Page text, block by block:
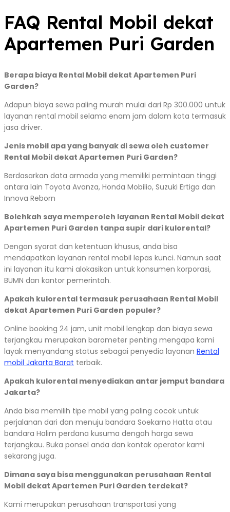
FAQ Rental Mobil dekat
Apartemen Puri Garden
Berapa biaya Rental Mobil dekat Apartemen Puri
Garden?
Adapun biaya sewa paling murah mulai dari Rp 300.000 untuk
layanan rental mobil selama enam jam dalam kota termasuk
jasa driver.
Jenis mobil apa yang banyak di sewa oleh customer
Rental Mobil dekat Apartemen Puri Garden?
Berdasarkan data armada yang memiliki permintaan tinggi
antara lain Toyota Avanza, Honda Mobilio, Suzuki Ertiga dan
Innova Reborn
Bolehkah saya memperoleh layanan Rental Mobil dekat
Apartemen Puri Garden tanpa supir dari kulorental?
Dengan syarat dan ketentuan khusus, anda bisa
mendapatkan layanan rental mobil lepas kunci. Namun saat
ini layanan itu kami alokasikan untuk konsumen korporasi,
BUMN dan kantor pemerintah.
Apakah kulorental termasuk perusahaan Rental Mobil
dekat Apartemen Puri Garden populer?
Online booking 24 jam, unit mobil lengkap dan biaya sewa
terjangkau merupakan barometer penting mengapa kami
layak menyandang status sebagai penyedia layanan Rental
mobil Jakarta Barat terbaik.
Apakah kulorental menyediakan antar jemput bandara
Jakarta?
Anda bisa memilih tipe mobil yang paling cocok untuk
perjalanan dari dan menuju bandara Soekarno Hatta atau
bandara Halim perdana kusuma dengah harga sewa
terjangkau. Buka ponsel anda dan kontak operator kami
sekarang juga.
Dimana saya bisa menggunakan perusahaan Rental
Mobil dekat Apartemen Puri Garden terdekat?
Kami merupakan perusahaan transportasi yang